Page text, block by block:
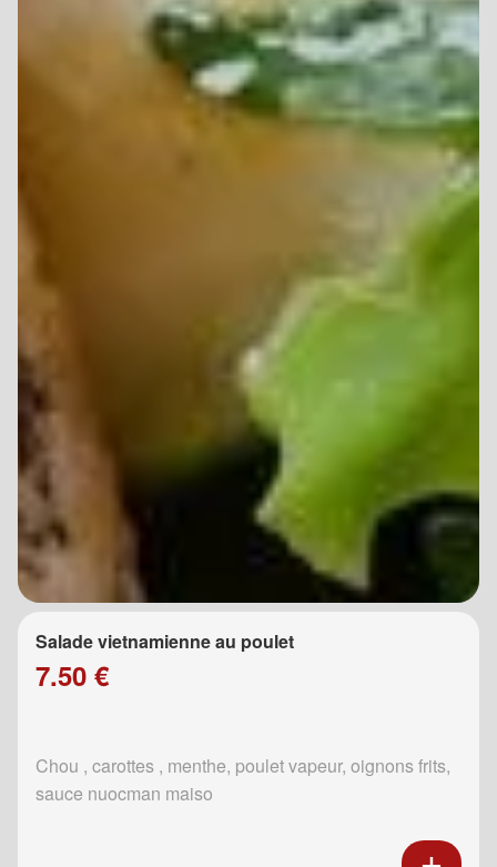
Salade vietnamienne au poulet
7.50 €
Chou , carottes , menthe, poulet vapeur, oignons frits,
sauce nuocman maiso